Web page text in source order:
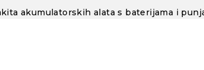
akumulatorskih alata s baterijama i